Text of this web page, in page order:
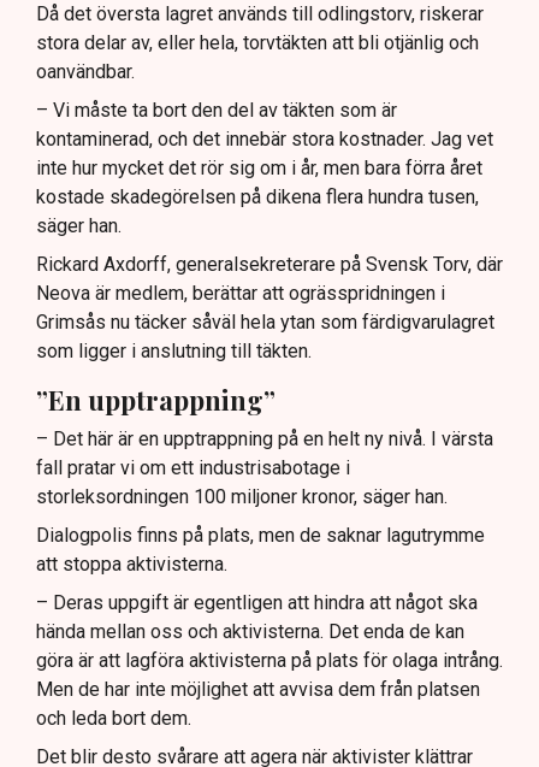
Då det översta lagret används till odlingstorv, riskerar
stora delar av, eller hela, torvtäkten att bli otjänlig och
oanvändbar.
– Vi måste ta bort den del av täkten som är
kontaminerad, och det innebär stora kostnader. Jag vet
inte hur mycket det rör sig om i år, men bara förra året
kostade skadegörelsen på dikena flera hundra tusen,
säger han.
Rickard Axdorff, generalsekreterare på Svensk Torv, där
Neova är medlem, berättar att ogrässpridningen i
Grimsås nu täcker såväl hela ytan som färdigvarulagret
som ligger i anslutning till täkten.
”En upptrappning”
– Det här är en upptrappning på en helt ny nivå. I värsta
fall pratar vi om ett industrisabotage i
storleksordningen 100 miljoner kronor, säger han.
Dialogpolis finns på plats, men de saknar lagutrymme
att stoppa aktivisterna.
– Deras uppgift är egentligen att hindra att något ska
hända mellan oss och aktivisterna. Det enda de kan
göra är att lagföra aktivisterna på plats för olaga intrång.
Men de har inte möjlighet att avvisa dem från platsen
och leda bort dem.
Det blir desto svårare att agera när aktivister klättrar